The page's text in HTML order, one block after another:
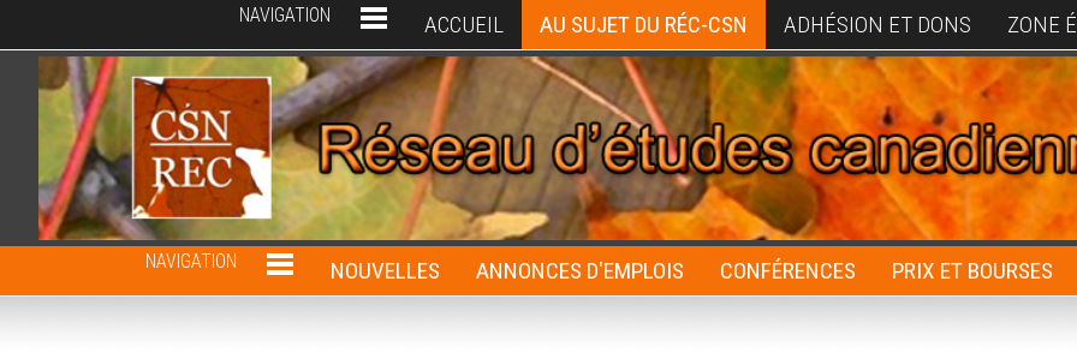
NAVIGATION ACCUEIL AU SUJET DU RÉC-CSN ADHÉSION ET DONS ZONE
NAVIGATION NOUVELLES ANNONCES D'EMPLOIS CONFÉRENCES PRIX ET BOURSES